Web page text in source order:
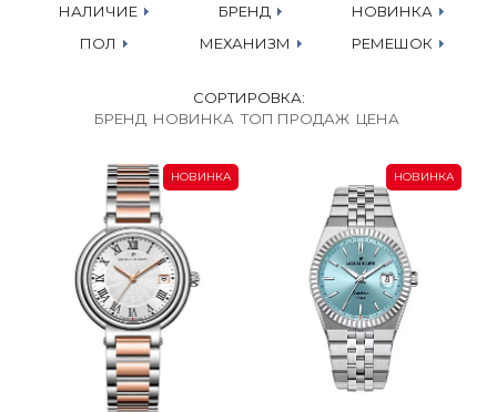
НАЛИЧИЕ БРЕНД
НОВИНКА
ПОЛ
МЕХАНИЗМ РЕМЕШОК
СОРТИРОВКА:
БРЕНД НОВИНКА ТОП ПРОДАЖ ЦЕНА
НОВИНКА НОВИНКА